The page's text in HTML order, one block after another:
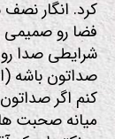
کرد. انگار
فضا رو صمیمی
شرایطی صدا
صداتون باشه
کنم اگر صداتون
میانه صحبت